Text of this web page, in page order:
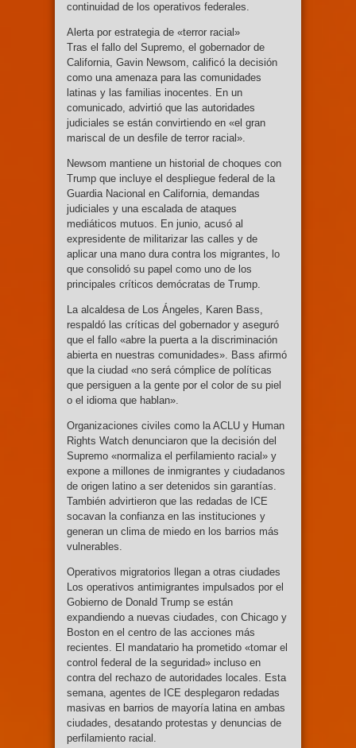
continuidad de los operativos federales.
Alerta por estrategia de «terror racial»
Tras el fallo del Supremo, el gobernador de
California, Gavin Newsom, calificó la decisión
como una amenaza para las comunidades
latinas y las familias inocentes. En un
comunicado, advirtió que las autoridades
judiciales se están convirtiendo en «el gran
mariscal de un desfile de terror racial».
Newsom mantiene un historial de choques con
Trump que incluye el despliegue federal de la
Guardia Nacional en California, demandas
judiciales y una escalada de ataques
mediáticos mutuos. En junio, acusó al
expresidente de militarizar las calles y de
aplicar una mano dura contra los migrantes, lo
que consolidó su papel como uno de los
principales críticos demócratas de Trump.
La alcaldesa de Los Ángeles, Karen Bass,
respaldó las críticas del gobernador y aseguró
que el fallo «abre la puerta a la discriminación
abierta en nuestras comunidades». Bass afirmó
que la ciudad «no será cómplice de políticas
que persiguen a la gente por el color de su piel
o el idioma que hablan».
Organizaciones civiles como la ACLU y Human
Rights Watch denunciaron que la decisión del
Supremo «normaliza el perfilamiento racial» y
expone a millones de inmigrantes y ciudadanos
de origen latino a ser detenidos sin garantías.
También advirtieron que las redadas de ICE
socavan la confianza en las instituciones y
generan un clima de miedo en los barrios más
vulnerables.
Operativos migratorios llegan a otras ciudades
Los operativos antimigrantes impulsados por el
Gobierno de Donald Trump se están
expandiendo a nuevas ciudades, con Chicago y
Boston en el centro de las acciones más
recientes. El mandatario ha prometido «tomar el
control federal de la seguridad» incluso en
contra del rechazo de autoridades locales. Esta
semana, agentes de ICE desplegaron redadas
masivas en barrios de mayoría latina en ambas
ciudades, desatando protestas y denuncias de
perfilamiento racial.